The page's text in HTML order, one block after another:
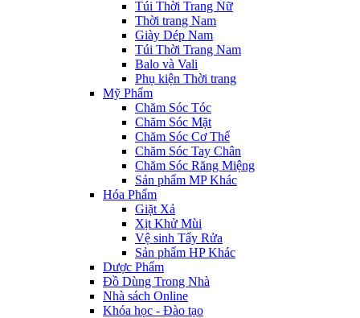
Túi Thời Trang Nữ
Thời trang Nam
Giày Dép Nam
Túi Thời Trang Nam
Balo và Vali
Phụ kiện Thời trang
Mỹ Phẩm
Chăm Sóc Tóc
Chăm Sóc Mặt
Chăm Sóc Cơ Thể
Chăm Sóc Tay Chân
Chăm Sóc Răng Miệng
Sản phẩm MP Khác
Hóa Phẩm
Giặt Xả
Xịt Khử Mùi
Vệ sinh Tẩy Rửa
Sản phẩm HP Khác
Dược Phẩm
Đồ Dùng Trong Nhà
Nhà sách Online
Khóa học - Đào tạo